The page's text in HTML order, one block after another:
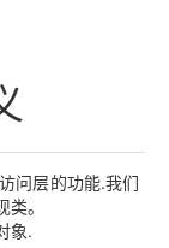
问层的功能.我们
。
象.